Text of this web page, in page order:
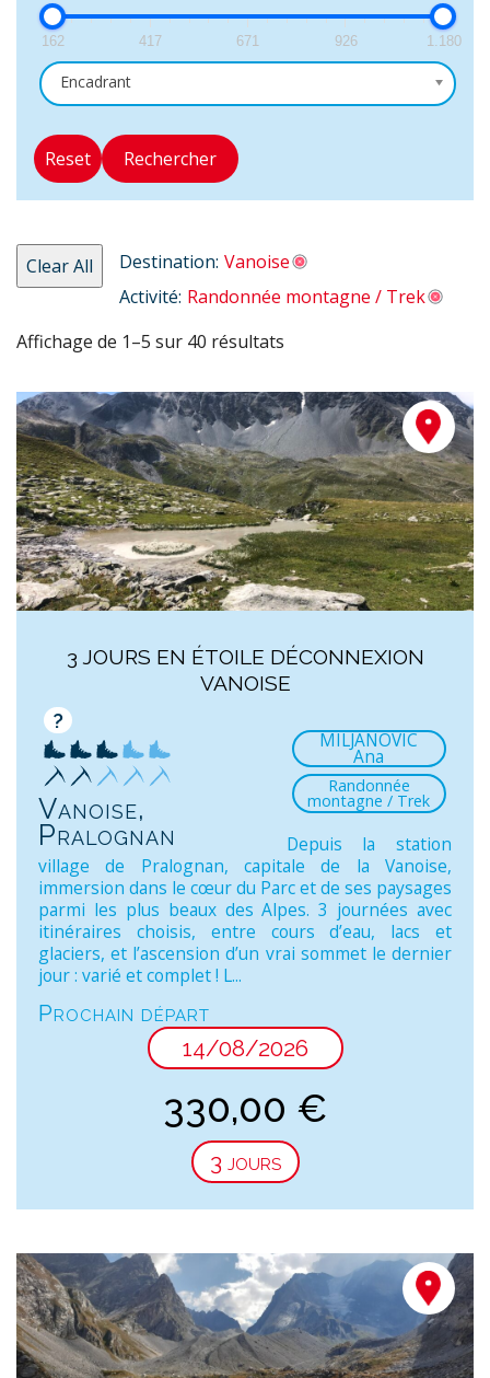
162 417 671 926 1.180
Encadrant
Reset Rechercher
Clear All Destination: Vanoise
Activité: Randonnée montagne / Trek
Affichage de 1–5 sur 40 résultats
3 JOURS EN ÉTOILE DÉCONNEXION
VANOISE
?
Vanoise,
Pralognan
MILJANOVIC
Ana
Randonnée
montagne / Trek
Depuis la station
village de Pralognan, capitale de la Vanoise,
immersion dans le cœur du Parc et de ses paysages
parmi les plus beaux des Alpes. 3 journées avec
itinéraires choisis, entre cours d’eau, lacs et
glaciers, et l’ascension d’un vrai sommet le dernier
jour : varié et complet ! L...
Prochain départ
14/08/2026
330,00 €
3 jours